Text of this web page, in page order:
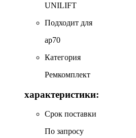
UNILIFT
Подходит для
ap70
Категория
Ремкомплект
характеристики:
Срок поставки
По запросу